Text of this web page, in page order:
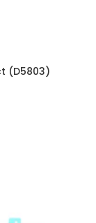
(D5803)